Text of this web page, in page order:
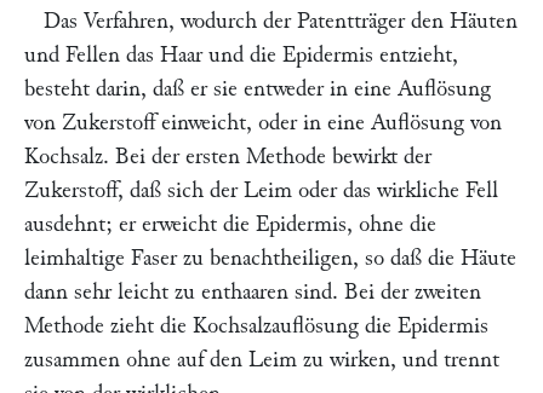
Das Verfahren, wodurch der Patentträger den Häuten
und Fellen das Haar und die Epidermis entzieht,
besteht darin, daß er sie entweder in eine Auflösung
von Zukerstoff einweicht, oder in eine Auflösung von
Kochsalz. Bei der ersten Methode bewirkt der
Zukerstoff, daß sich der Leim oder das wirkliche Fell
ausdehnt; er erweicht die Epidermis, ohne die
leimhaltige Faser zu benachtheiligen, so daß die Häute
dann sehr leicht zu enthaaren sind. Bei der zweiten
Methode zieht die Kochsalzauflösung die Epidermis
zusammen ohne auf den Leim zu wirken, und trennt